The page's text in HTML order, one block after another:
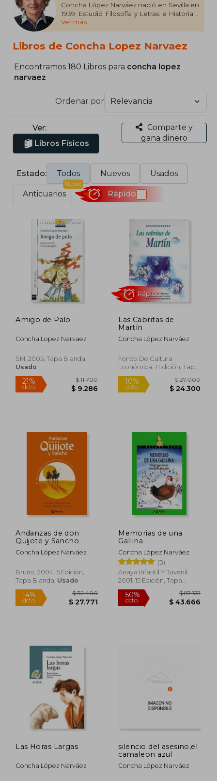
Concha López Narváez nació en Sevilla en
1939. Estudió Filosofía y Letras e Historia y
fue profesora, hasta que se entregó por
completo a escribir obras infantiles y
de la Asoc. Española de Amigos del Libro
Sección Española del Ibby. Galardonada
y Premio de Literatura Infantil y Juvenil
Cervantes Chico 1996 por el conjunto de
su obra, entre otros.
Ver más
Libros de Concha Lopez Narvaez
Encontramos 180 Libros para concha lopez
narvaez
Ordenar por
Ver:
Libros Físicos
Comparte y
gana dinero
Estado: Todos Nuevos Usados
Anticuarios
Nuevo
Rápido
Amigo de Palo
Concha Lopez Narvaez
SM, 2005, Tapa Blanda,
Usado
Las Cabritas de
Martín
Concha López Narváez
Fondo De Cultura
Económica, 1 Edición, Tapa
Dura, Nuevo
10%
dcto.
Andanzas de don
Quijote y Sancho
Concha López Narváez
Bruño, 2004, 5 Edición,
Tapa Blanda, Usado
14%
$ 27.771
Memorias de una
Gallina
Concha López Narváez
(3)
Anaya Infantil Y Juvenil,
2001, 15 Edición, Tapa
Blanda, Nuevo
Las Horas Largas
Concha López Narváez
silencio del asesino,el
camaleon azul
Concha López Narváez